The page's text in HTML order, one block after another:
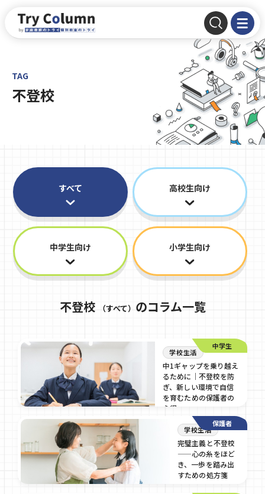
TAG
不登校
すべて 高校生向け
中学生向け 小学生向け
不登校 （すべて） のコラム一覧
中学生
学校生活
中1ギャップを乗り越え
るために｜不登校を防
ぎ、新しい環境で自信
を育むための保護者の
心得
2026/07/17
保護者
学校生活
完璧主義と不登校
——心の糸をほど
き、一歩を踏み出
すための処方箋